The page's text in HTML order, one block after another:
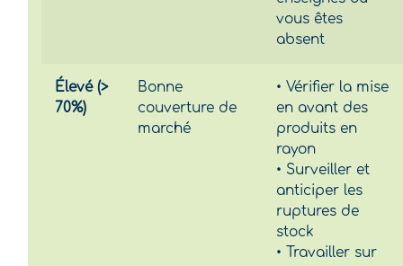
vous êtes
absent
Élevé (>
70%)
Bonne
couverture de
marché
• Vérifier la mise
en avant des
produits en
rayon
• Surveiller et
anticiper les
ruptures de
stock
• Travailler sur